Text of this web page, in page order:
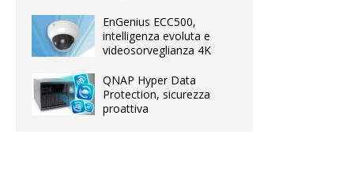
EnGenius ECC500,
intelligenza evoluta e
videosorveglianza 4K
QNAP Hyper Data
Protection, sicurezza
proattiva